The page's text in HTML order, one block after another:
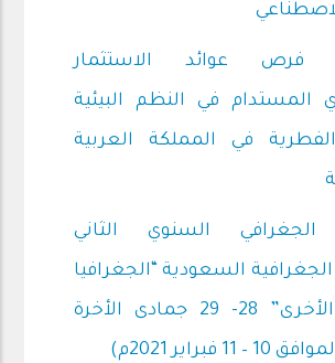
فرص عوائد الاستثمار
المستدام في النظم البيئية
الفطرية في المملكة العربية
الجغرافي السنوي الثاني
السعودية “الجغرافيا
والعلوم الأخرى” 28- 29 جمادى الأخرة